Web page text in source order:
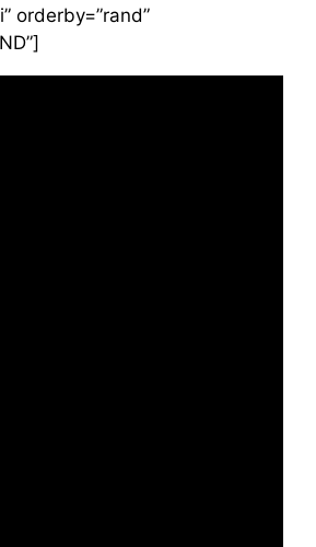
orderby=”rand”